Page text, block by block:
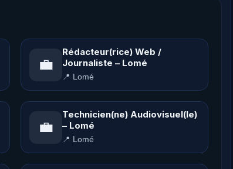
💼
Rédacteur(rice) Web /
Journaliste – Lomé
📍 Lomé
💼
Technicien(ne) Audiovisuel(le)
– Lomé
📍 Lomé